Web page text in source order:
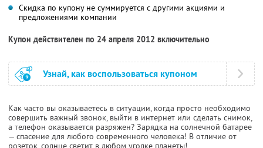
Скидка по купону не суммируется с другими акциями и
предложениями компании
Купон действителен по 24 апреля 2012 включительно
Узнай, как воспользоваться купоном
Как часто вы оказываетесь в ситуации, когда просто необходимо
совершить важный звонок, выйти в интернет или сделать снимок,
а телефон оказывается разряжен? Зарядка на солнечной батарее
— спасение для любого современного человека! В отличие от
розеток, солнце светит в любом уголке планеты!